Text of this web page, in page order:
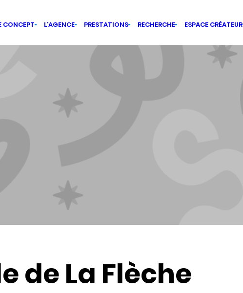
CONCEPT L’AGENCE PRESTATIONS RECHERCHE ESPACE CRÉATEUR
de La Flèche